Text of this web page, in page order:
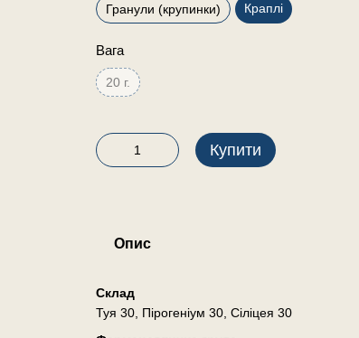
Гранули (крупинки) Краплі
Вага
20 г.
Купити
Опис
Склад
Туя 30, Пірогеніум 30, Сіліцея 30